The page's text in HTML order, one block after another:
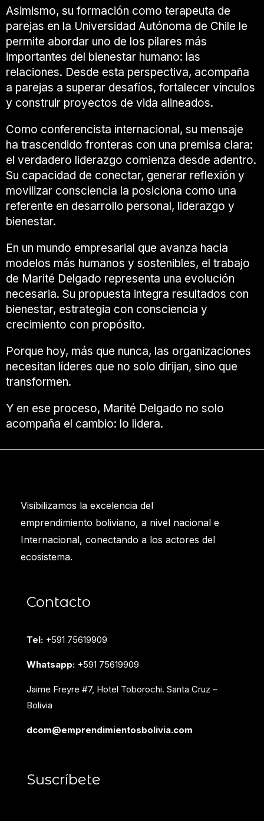
Asimismo, su formación como terapeuta de
parejas en la Universidad Autónoma de Chile le
permite abordar uno de los pilares más
importantes del bienestar humano: las
relaciones. Desde esta perspectiva, acompaña
a parejas a superar desafíos, fortalecer vínculos
y construir proyectos de vida alineados.
Como conferencista internacional, su mensaje
ha trascendido fronteras con una premisa clara:
el verdadero liderazgo comienza desde adentro.
Su capacidad de conectar, generar reflexión y
movilizar consciencia la posiciona como una
referente en desarrollo personal, liderazgo y
bienestar.
En un mundo empresarial que avanza hacia
modelos más humanos y sostenibles, el trabajo
de Marité Delgado representa una evolución
necesaria. Su propuesta integra resultados con
bienestar, estrategia con consciencia y
crecimiento con propósito.
Porque hoy, más que nunca, las organizaciones
necesitan líderes que no solo dirijan, sino que
transformen.
Y en ese proceso, Marité Delgado no solo
acompaña el cambio: lo lidera.
Visibilizamos la excelencia del
emprendimiento boliviano, a nivel nacional e
Internacional, conectando a los actores del
ecosistema.
Contacto
Tel: +591 75619909
Whatsapp: +591 75619909
Jaime Freyre #7, Hotel Toborochi. Santa Cruz –
Bolivia
dcom@emprendimientosbolivia.com
Suscríbete